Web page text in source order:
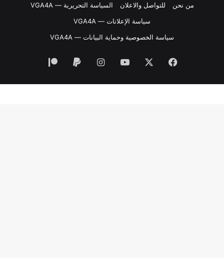
من نحن
للتواصل والاعلان
السياسة التحريرية — VGA4A
سياسة الإعلانات — VGA4A
سياسة الخصوصية وحماية البيانات — VGA4A
فيسبوك ‫YouTubeانستقرام
‏Paypal
‫Patreon